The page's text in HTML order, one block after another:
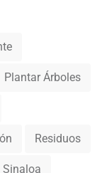
Plantar Árboles
Residuos
Sinaloa